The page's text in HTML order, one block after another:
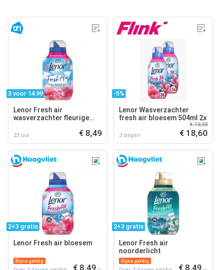
3 voor 14.99
Lenor Fresh air
wasverzachter fleurige
23 uur € 8,49
-5%
Lenor Wasverzachter
fresh air bloesem 504ml 2x
3 dagen
€ 19,58
€ 18,60
2+3 gratis
Lenor Fresh air bloesem
Bijna geldig
€ 8,49
2+3 gratis
Lenor Fresh air
noorderlicht
Bijna geldig
€ 8,49